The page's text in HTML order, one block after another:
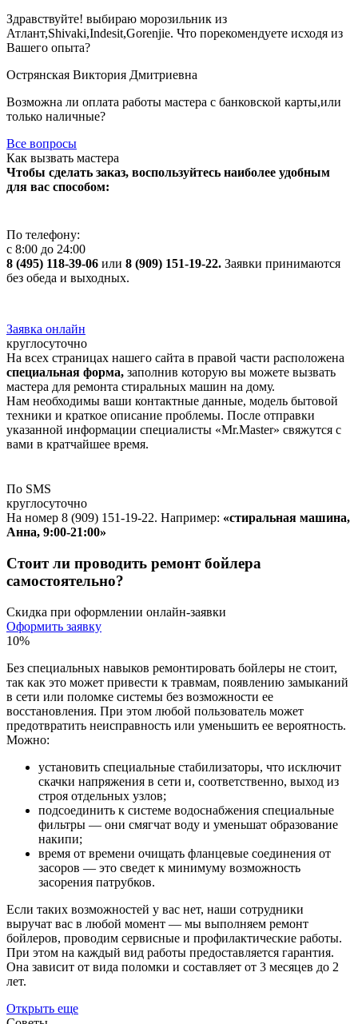
Здравствуйте! выбираю морозильник из
Атлант,Shivaki,Indesit,Gorenjie. Что порекомендуете иcходя из
Вашего опыта?
Острянская Виктория Дмитриевна
Возможна ли оплата работы мастера с банковской карты,или
только наличные?
Все вопросы
Как вызвать мастера
Чтобы сделать заказ, воспользуйтесь наиболее удобным
для вас способом:
По телефону:
с 8:00 до 24:00
8 (495) 118-39-06 или 8 (909) 151-19-22. Заявки принимаются
без обеда и выходных.
Заявка онлайн
круглосуточно
На всех страницах нашего сайта в правой части расположена
специальная форма, заполнив которую вы можете вызвать
мастера для ремонта стиральных машин на дому.
Нам необходимы ваши контактные данные, модель бытовой
техники и краткое описание проблемы. После отправки
указанной информации специалисты «Mr.Master» свяжутся с
вами в кратчайшее время.
По SMS
круглосуточно
На номер 8 (909) 151-19-22. Например: «стиральная машина,
Анна, 9:00-21:00»
Стоит ли проводить ремонт бойлера
самостоятельно?
Скидка при оформлении онлайн-заявки
Оформить заявку
10%
Без специальных навыков ремонтировать бойлеры не стоит,
так как это может привести к травмам, появлению замыканий
в сети или поломке системы без возможности ее
восстановления. При этом любой пользователь может
предотвратить неисправность или уменьшить ее вероятность.
Можно:
установить специальные стабилизаторы, что исключит
скачки напряжения в сети и, соответственно, выход из
строя отдельных узлов;
подсоединить к системе водоснабжения специальные
фильтры — они смягчат воду и уменьшат образование
накипи;
время от времени очищать фланцевые соединения от
засоров — это сведет к минимуму возможность
засорения патрубков.
Если таких возможностей у вас нет, наши сотрудники
выручат вас в любой момент — мы выполняем ремонт
бойлеров, проводим сервисные и профилактические работы.
При этом на каждый вид работы предоставляется гарантия.
Она зависит от вида поломки и составляет от 3 месяцев до 2
лет.
Открыть еще